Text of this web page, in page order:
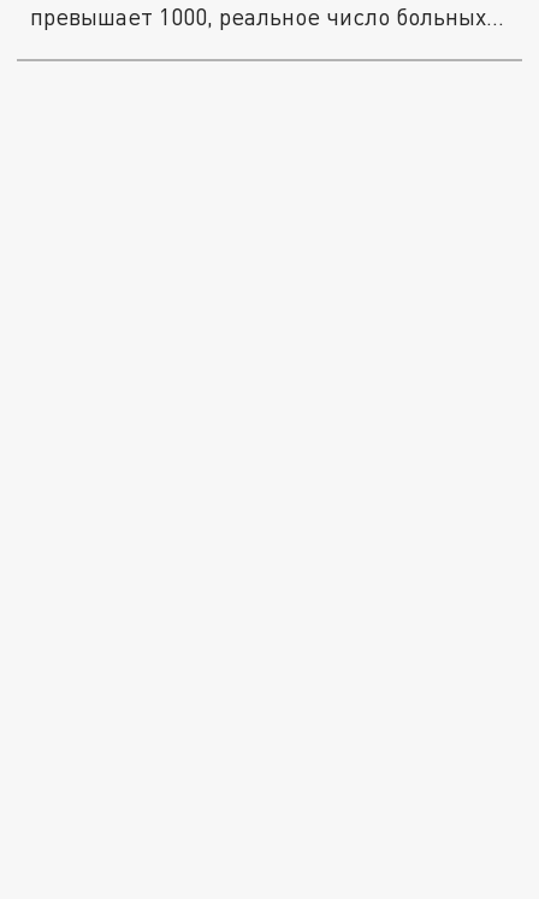
превышает 1000, реальное число больных